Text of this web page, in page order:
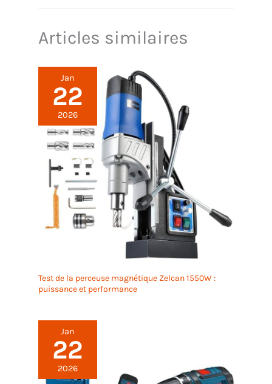
Articles similaires
Jan
22
2026
Test de la perceuse magnétique Zelcan 1550W :
puissance et performance
Jan
22
2026